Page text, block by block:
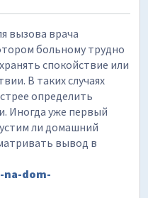
вызова врача
больному трудно
спокойствие или
В таких случаях
определить
Иногда уже первый
ли домашний
вывод в
na-dom-